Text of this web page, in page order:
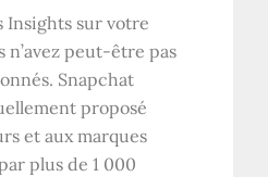
Insights sur votre
n’avez peut-être pas
Snapchat
proposé
et aux marques
plus de 1 000